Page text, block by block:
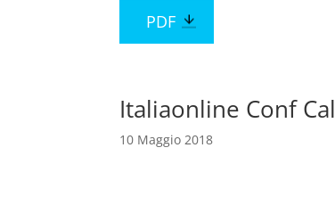
PDF
Italiaonline Conf
10 Maggio 2018